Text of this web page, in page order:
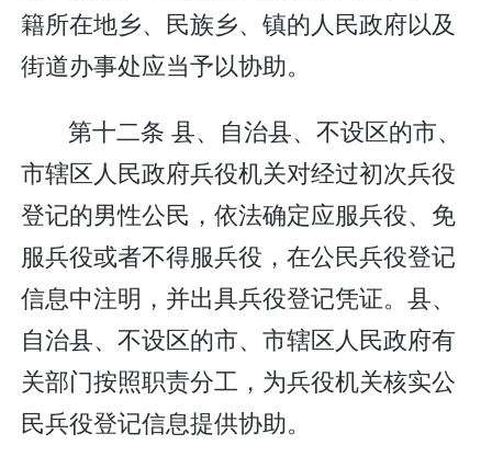
籍所在地乡、民族乡、镇的人民政府以及
街道办事处应当予以协助。
第十二条 县、自治县、不设区的市、
市辖区人民政府兵役机关对经过初次兵役
登记的男性公民，依法确定应服兵役、免
服兵役或者不得服兵役，在公民兵役登记
信息中注明，并出具兵役登记凭证。县、
自治县、不设区的市、市辖区人民政府有
关部门按照职责分工，为兵役机关核实公
民兵役登记信息提供协助。